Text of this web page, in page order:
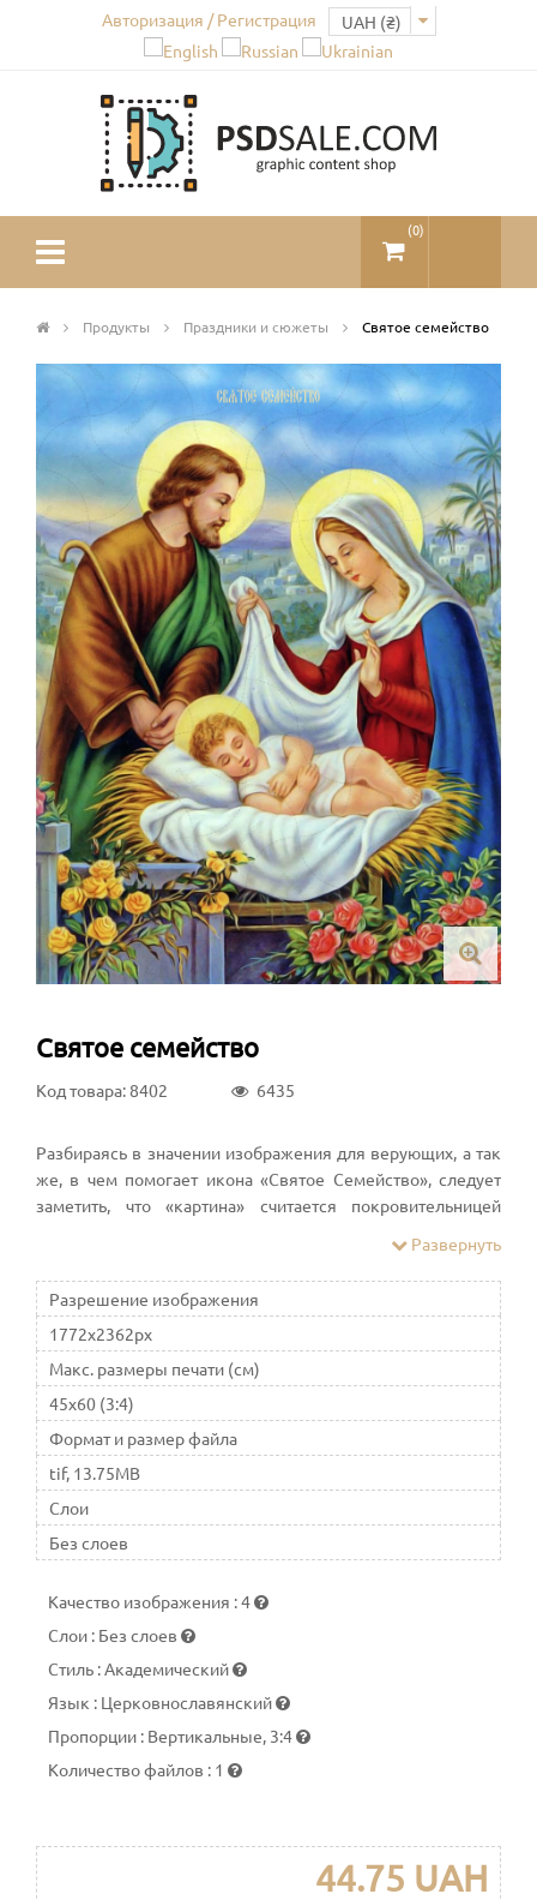
Авторизация / Регистрация
(0)
Продукты Праздники и сюжеты Святое семейство
Святое семейство
Код товара: 8402 6435
Разбираясь в значении изображения для верующих, а так
же, в чем помогает икона «Святое Семейство», следует
заметить, что «картина» считается покровительницей
Развернуть
Разрешение изображения
1772x2362px
Макс. размеры печати (см)
45x60 (3:4)
Формат и размер файла
tif, 13.75MB
Слои
Без слоев
Качество изображения :4
Слои : Без слоев
Стиль :Академический
Язык : Церковнославянский
Пропорции : Вертикальные, 3:4
Количество файлов : 1
44.75 UAH